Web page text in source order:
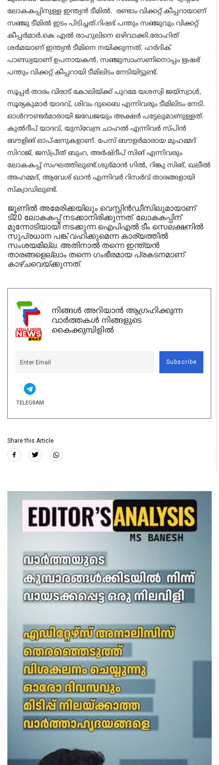
ലോകകപ്പിനുള്ള ഇന്ത്യൻ ടീമിൽ. രണ്ടാം വിക്കറ്റ് കീപ്പറായാണ്
സഞ്ജു ടീമിൽ ഇടം പിടിച്ചത്.റിഷഭ് പന്തും സഞ്ജുവും വിക്കറ്റ്
കീപ്പർമാർ.കെ എൽ രാഹുലിനെ ഒഴിവാക്കി.രോഹിത്
ശര്‍മയാണ് ഇന്ത്യന്‍ ടീമിനെ നയിക്കുന്നത്. ഹര്‍ദിക്
പാണ്ഡ്യയാണ് ഉപനായകന്‍. സഞ്ജുസാംസണിനൊപ്പം ഋഷഭ്
പന്തും വിക്കറ്റ് കീപ്പറായി ടീമിലിടം നേടിയിട്ടുണ്ട്.
സൂപ്പര്‍ താരം വിരാട് കോലിയ്ക്ക് പുറമേ യശസ്വി ജയ്‌സ്വാള്‍,
സൂര്യകുമാര്‍ യാദവ്, ശിവം ദുബൈ എന്നിവരും ടീമിലിടം നേടി.
ഓള്‍റൗണ്ടര്‍മാരായി ജഡേജയും അക്ഷര്‍ പട്ടേലുമാണുള്ളത്.
കുല്‍ദീപ് യാദവ്, യുസ്‌വേന്ദ്ര ചാഹല്‍ എന്നിവര്‍ സ്പിന്‍
ബൗളിങ് ഓപ്ഷനുകളാണ്. പേസ് ബൗളര്‍മാരായ മുഹമ്മദ്
സിറാജ്, ജസ്പ്രീത് ബുംറ, അര്‍ഷ്ദീപ് സിങ് എന്നിവരും
ലോകകപ്പ് സംഘത്തിലുണ്ട്.ശുഭ്മാന്‍ ഗില്‍, റിങ്കു സിങ്, ഖലീല്‍
അഹമ്മദ്, ആവേശ് ഖാന്‍ എന്നിവര്‍ റിസര്‍വ് താരങ്ങളായി
സ്‌ക്വാഡിലുണ്ട്.
ജൂണില്‍ അമേരിക്കയിലും വെസ്റ്റിന്‍ഡീസിലുമായാണ്
ടി20 ലോകകപ്പ് നടക്കാനിരിക്കുന്നത്. ലോകകപ്പിന്
മുന്നോടിയായി നടക്കുന്ന ഐപിഎല്‍ ടീം സെലക്ഷനില്‍
സുപ്രധാന പങ്ക് വഹിക്കുമെന്ന കാര്യത്തില്‍
സംശയമില്ല. അതിനാല്‍ തന്നെ ഇന്ത്യന്‍
താരങ്ങളെല്ലാം തന്നെ ഗംഭീരമായ പ്രകടനമാണ്
കാഴ്ചവെയ്ക്കുന്നത്.
നിങ്ങൾ അറിയാൻ ആഗ്രഹിക്കുന്ന
വാർത്തകൾ നിങ്ങളുടെ
കൈക്കുമ്പിളിൽ
Subscribe
TELEGRAM
Share this Article